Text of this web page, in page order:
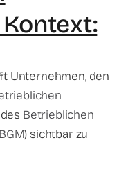
Unternehmen, den
Betrieblichen
sichtbar zu